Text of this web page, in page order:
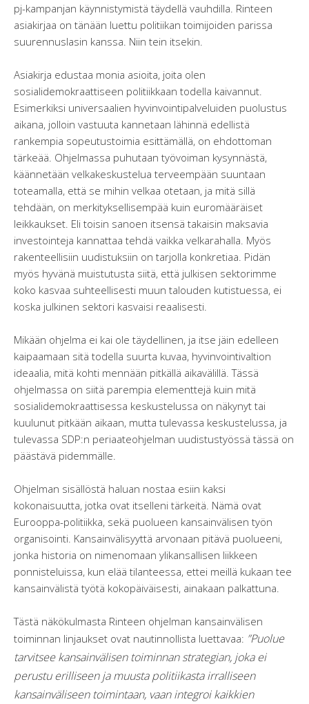
pj-kampanjan käynnistymistä täydellä vauhdilla. Rinteen
asiakirjaa on tänään luettu politiikan toimijoiden parissa
suurennuslasin kanssa. Niin tein itsekin.
Asiakirja edustaa monia asioita, joita olen
sosialidemokraattiseen politiikkaan todella kaivannut.
Esimerkiksi universaalien hyvinvointipalveluiden puolustus
aikana, jolloin vastuuta kannetaan lähinnä edellistä
rankempia sopeutustoimia esittämällä, on ehdottoman
tärkeää. Ohjelmassa puhutaan työvoiman kysynnästä,
käännetään velkakeskustelua terveempään suuntaan
toteamalla, että se mihin velkaa otetaan, ja mitä sillä
tehdään, on merkityksellisempää kuin euromääräiset
leikkaukset. Eli toisin sanoen itsensä takaisin maksavia
investointeja kannattaa tehdä vaikka velkarahalla. Myös
rakenteellisiin uudistuksiin on tarjolla konkretiaa. Pidän
myös hyvänä muistutusta siitä, että julkisen sektorimme
koko kasvaa suhteellisesti muun talouden kutistuessa, ei
koska julkinen sektori kasvaisi reaalisesti.
Mikään ohjelma ei kai ole täydellinen, ja itse jäin edelleen
kaipaamaan sitä todella suurta kuvaa, hyvinvointivaltion
ideaalia, mitä kohti mennään pitkällä aikavälillä. Tässä
ohjelmassa on siitä parempia elementtejä kuin mitä
sosialidemokraattisessa keskustelussa on näkynyt tai
kuulunut pitkään aikaan, mutta tulevassa keskustelussa, ja
tulevassa SDP:n periaateohjelman uudistustyössä tässä on
päästävä pidemmälle.
Ohjelman sisällöstä haluan nostaa esiin kaksi
kokonaisuutta, jotka ovat itselleni tärkeitä. Nämä ovat
Eurooppa-politiikka, sekä puolueen kansainvälisen työn
organisointi. Kansainvälisyyttä arvonaan pitävä puolueeni,
jonka historia on nimenomaan ylikansallisen liikkeen
ponnisteluissa, kun elää tilanteessa, ettei meillä kukaan tee
kansainvälistä työtä kokopäiväisesti, ainakaan palkattuna.
Tästä näkökulmasta Rinteen ohjelman kansainvälisen
toiminnan linjaukset ovat nautinnollista luettavaa: ”Puolue
tarvitsee kansainvälisen toiminnan strategian, joka ei
perustu erilliseen ja muusta politiikasta irralliseen
kansainväliseen toimintaan, vaan integroi kaikkien